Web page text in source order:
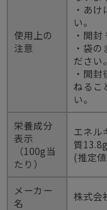
使用上の
注意
・あ
い。
・開
・袋
ださい。
・開
ねるこ
い。
栄養成分
表示
（100g当
たり）
エネル
質
(推定
メーカー
名
株式会